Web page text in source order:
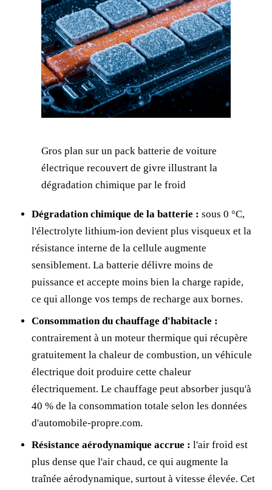
Gros plan sur un pack batterie de voiture
électrique recouvert de givre illustrant la
dégradation chimique par le froid
Dégradation chimique de la batterie : sous 0 °C,
l'électrolyte lithium-ion devient plus visqueux et la
résistance interne de la cellule augmente
sensiblement. La batterie délivre moins de
puissance et accepte moins bien la charge rapide,
ce qui allonge vos temps de recharge aux bornes.
Consommation du chauffage d'habitacle :
contrairement à un moteur thermique qui récupère
gratuitement la chaleur de combustion, un véhicule
électrique doit produire cette chaleur
électriquement. Le chauffage peut absorber jusqu'à
40 % de la consommation totale selon les données
d'automobile-propre.com.
Résistance aérodynamique accrue : l'air froid est
plus dense que l'air chaud, ce qui augmente la
traînée aérodynamique, surtout à vitesse élevée. Cet